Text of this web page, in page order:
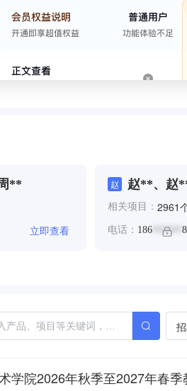
**
立即查看
赵 赵**、赵
相关项目： 2961
电话： 186******
学院2026年秋季至2027年春